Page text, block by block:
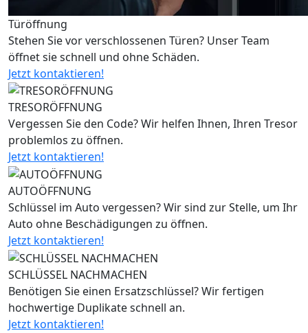
Türöffnung
Stehen Sie vor verschlossenen Türen? Unser Team
öffnet sie schnell und ohne Schäden.
Jetzt kontaktieren!
TRESORÖFFNUNG
Vergessen Sie den Code? Wir helfen Ihnen, Ihren Tresor
problemlos zu öffnen.
Jetzt kontaktieren!
AUTOÖFFNUNG
Schlüssel im Auto vergessen? Wir sind zur Stelle, um Ihr
Auto ohne Beschädigungen zu öffnen.
Jetzt kontaktieren!
SCHLÜSSEL NACHMACHEN
Benötigen Sie einen Ersatzschlüssel? Wir fertigen
hochwertige Duplikate schnell an.
Jetzt kontaktieren!